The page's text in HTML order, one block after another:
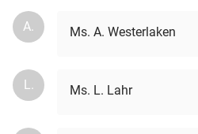
A. Ms. A. Westerlaken
L. Ms. L. Lahr